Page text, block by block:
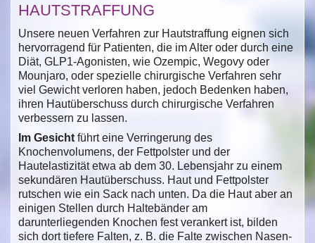
HAUTSTRAFFUNG
Unsere neuen Verfahren zur Hautstraffung eignen sich
hervorragend für Patienten, die im Alter oder durch eine
Diät, GLP1-Agonisten, wie Ozempic, Wegovy oder
Mounjaro, oder spezielle chirurgische Verfahren sehr
viel Gewicht verloren haben, jedoch Bedenken haben,
ihren Hautüberschuss durch chirurgische Verfahren
verbessern zu lassen.
Im Gesicht führt eine Verringerung des
Knochenvolumens, der Fettpolster und der
Hautelastizität etwa ab dem 30. Lebensjahr zu einem
sekundären Hautüberschuss. Haut und Fettpolster
rutschen wie ein Sack nach unten. Da die Haut aber an
einigen Stellen durch Haltebänder am
darunterliegenden Knochen fest verankert ist, bilden
sich dort tiefere Falten, z. B. die Falte zwischen Nasen-